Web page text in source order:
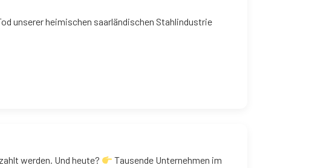
unserer heimischen saarländischen Stahlindustrie
werden. Und heute?
Tausende Unternehmen im